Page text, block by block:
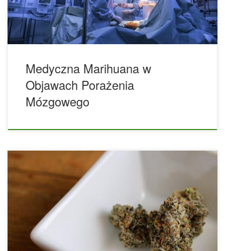
temat przyczyn porażenia mózgowego, ale stany takie jak
leukomalacja okołokomorowa (PVL), […]
Medyczna Marihuana w
Objawach Porażenia
Mózgowego
Czy medyczna marihuana rozrzedza krew? Medyczna
marihuana (MMJ) staje się coraz bardziej popularna w
Stanach Zjednoczonych, ponieważ coraz więcej osób zdaje
sobie sprawę z jej korzyści zdrowotnych. MMJ może
łagodzić objawy różnych schorzeń i jest skutecznym
sposobem leczenia wielu chorób psychicznych i fizycznych.
Wielu pacjentom MMJ zapewnia niezbędną ulgę w bólu i jest
ważnym krokiem na drodze do wyzdrowienia. Najlepszym